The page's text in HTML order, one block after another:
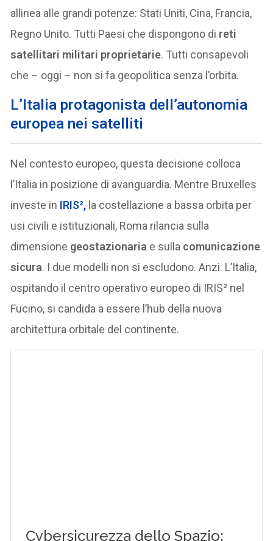
allinea alle grandi potenze: Stati Uniti, Cina, Francia,
Regno Unito. Tutti Paesi che dispongono di reti
satellitari militari proprietarie. Tutti consapevoli
che – oggi – non si fa geopolitica senza l’orbita.
L’Italia protagonista dell’autonomia
europea nei satelliti
Nel contesto europeo, questa decisione colloca
l’Italia in posizione di avanguardia. Mentre Bruxelles
investe in IRIS², la costellazione a bassa orbita per
usi civili e istituzionali, Roma rilancia sulla
dimensione geostazionaria e sulla comunicazione
sicura. I due modelli non si escludono. Anzi. L’Italia,
ospitando il centro operativo europeo di IRIS² nel
Fucino, si candida a essere l’hub della nuova
architettura orbitale del continente.